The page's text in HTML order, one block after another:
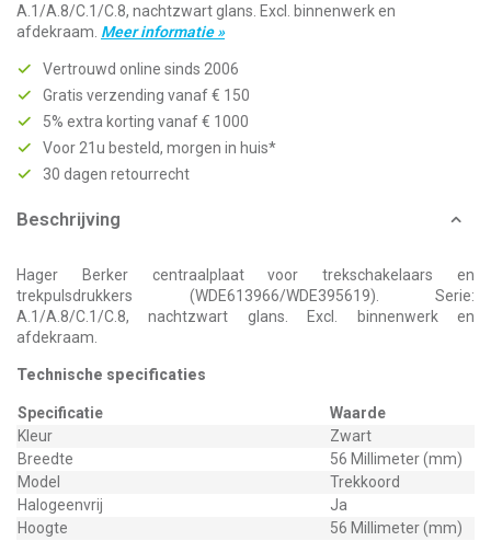
A.1/A.8/C.1/C.8, nachtzwart glans. Excl. binnenwerk en
afdekraam. Meer informatie »
Vertrouwd online sinds 2006
Gratis verzending vanaf € 150
5% extra korting vanaf € 1000
Voor 21u besteld, morgen in huis*
30 dagen retourrecht
Beschrijving
Hager Berker centraalplaat voor trekschakelaars en
trekpulsdrukkers (WDE613966/WDE395619). Serie:
A.1/A.8/C.1/C.8, nachtzwart glans. Excl. binnenwerk en
afdekraam.
Technische specificaties
Specificatie
Waarde
Kleur
Zwart
Breedte
56 Millimeter (mm)
Model
Trekkoord
Halogeenvrij
Ja
Hoogte
56 Millimeter (mm)